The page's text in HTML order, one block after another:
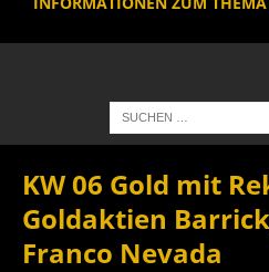
KW 06 Gold mit
Goldaktien
Franco Nevada